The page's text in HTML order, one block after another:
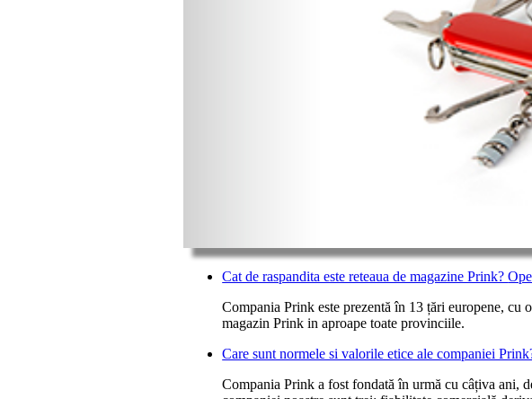
Cat de raspandita este reteaua de magazine Prink?
Compania Prink este prezentă în 13 țări europene, cu
magazin Prink in aproape toate provinciile.
Care sunt normele si valorile etice ale companiei
Compania Prink a fost fondată în urmă cu câțiva ani,